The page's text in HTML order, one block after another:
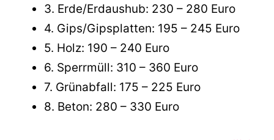
3. Erde/Erdaushub: 230 – 280 Euro
4. Gips/Gipsplatten: 195 – 245 Euro
5. Holz: 190 – 240 Euro
6. Sperrmüll: 310 – 360 Euro
7. Grünabfall: 175 – 225 Euro
8. Beton: 280 – 330 Euro